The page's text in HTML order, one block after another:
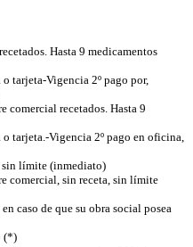
Hasta 9 medicamentos
tarjeta-Vigencia 2º pago por,
comercial recetados. Hasta 9
tarjeta.-Vigencia 2º pago en oficina,
sin límite (inmediato)
comercial, sin receta, sin límite
caso de que su obra social posea
(*)